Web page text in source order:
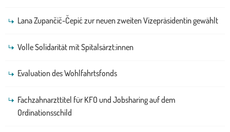
Lana Zupančič-Čepić zur neuen zweiten Vizepräsidentin gewählt
Volle Solidarität mit Spitalsärzt:innen
Evaluation des Wohlfahrtsfonds
Fachzahnarzttitel für KFO und Jobsharing auf dem
Ordinationsschild